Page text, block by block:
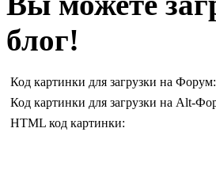
блог!
Код картинки для загрузки на Форум:
Код картинки для загрузки на Alt-
HTML код картинки: